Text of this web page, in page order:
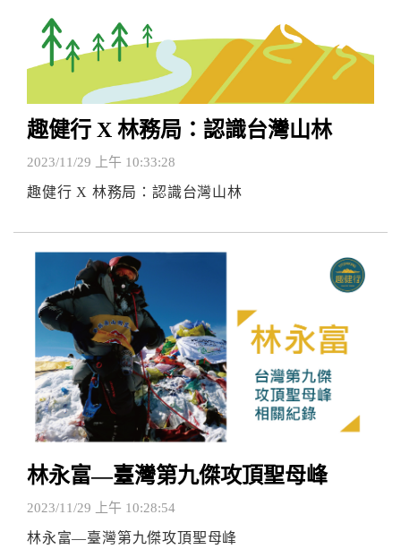
趣健行 X 林務局：認識台灣山林
2023/11/29 上午 10:33:28
趣健行 X 林務局：認識台灣山林
林永富—臺灣第九傑攻頂聖母峰
2023/11/29 上午 10:28:54
林永富—臺灣第九傑攻頂聖母峰